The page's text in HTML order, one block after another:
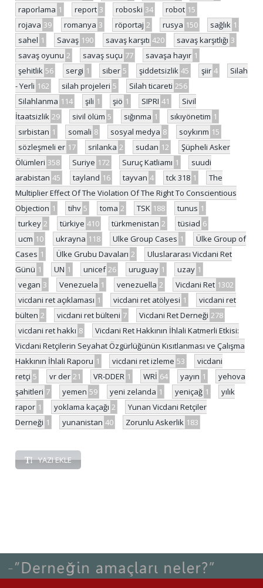
raporlama 1 report 3 roboski 34 robot 15
rojava 39 romanya 3 röportaj 2 rusya 150 sağlık 1
sahel 1 Savaş 190 savaş karşıtı 420 savaş karşıtlığı 3
savaş oyunu 2 savaş suçu 77 savaşa hayır 1
şehitlik 56 sergi 1 siber 5 şiddetsizlik 45 şiir 4
Silah
- Yerli 162 silah projeleri 5 Silah ticareti 256
Silahlanma 114 şili 1 şiö 1 SIPRI 41
Sivil
İtaatsizlik 29 sivil ölüm 5 sığınma 1 sıkıyönetim 1
sırbistan 1 somali 8 sosyal medya 8 soykırım 15
sözleşmeli er 17 srilanka 2 sudan 12
Şüpheli Asker
Ölümleri 358 Suriye 172 Suruç Katliamı 1
suudi
arabistan 45 tayland 16 tayvan 4 tck 318 1
The
Multiplier Effect Of The Violation Of The Right To Conscientious
Objection 1 tihv 5 toma 2 TSK 188 tunus 1
turkey 2 türkiye 410 türkmenistan 2 tüsiad 6
ucm 10 ukrayna 118 Ulke Group Cases 1
Ülke Group of
Cases 1 Ülke Grubu Davaları 2
Uluslararası Vicdani Ret
Günü 1 UN 1 unicef 26 uruguay 1 uzay 1
vegan 3 Venezuela 1 venezuella 2 Vicdani Ret 1302
vicdani ret açıklaması 1 vicdani ret atölyesi 1
vicdani ret
bülten 2 vicdani ret bülteni 7 Vicdani Ret Derneği 278
vicdani ret hakkı 8
Vicdani Ret Hakkının İhlali Katmerli Etkisi:
Vicdani Retçilerin Seyahat Özgürlüğünün Kısıtlanması ve Çalışma
Hakkının İhlali Raporu 1 vicdani ret izleme 53
vicdani
retçi 5 vr der 21 VR-DDER 1 WRİ 64 yayın 1
yehova
şahitleri 7 yemen 59 yeni zelanda 1 yeniçağ 1
yılık
rapor 1 yoklama kaçağı 2
Yunan Vicdani Retçiler
Derneği 1 yunanistan 40 Zorunlu Askerlik 183
YAZI EKLE